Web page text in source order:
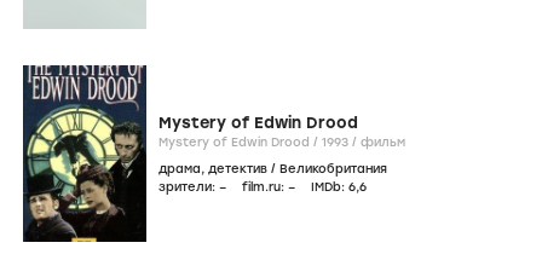
Mystery of Edwin Drood
Mystery of Edwin Drood / 1993 / фильм
драма, детектив / Великобритания
зрители: – film.ru: – IMDb: 6,6